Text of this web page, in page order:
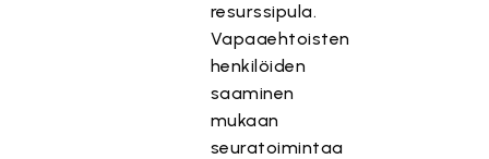
resurssipula.
Vapaaehtoisten
henkilöiden
saaminen
mukaan
seuratoimintaa